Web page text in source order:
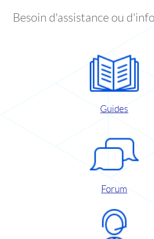
Besoin d'assistance ou
Guides
Forum